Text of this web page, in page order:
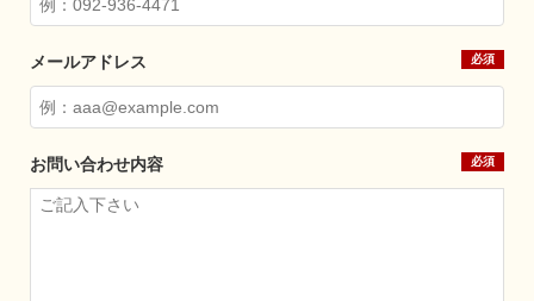
メールアドレス
お問い合わせ内容